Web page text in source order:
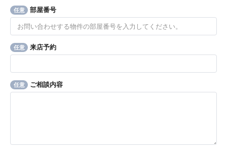
任意 部屋番号
任意 来店予約
任意 ご相談内容